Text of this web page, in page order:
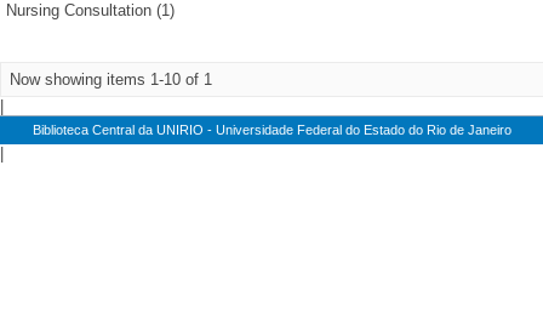
Nursing Consultation (1)
Now showing items 1-10 of 1
Biblioteca Central da UNIRIO - Universidade Federal do Estado do Rio de Janeiro